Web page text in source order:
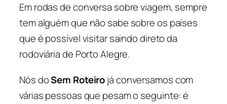
Em rodas de conversa sobre viagem, sempre
tem alguém que não sabe sobre os países
que é possível visitar saindo direto da
rodoviária de Porto Alegre.
Nós doSem Roteirojá conversamos com
várias pessoas que pesam o seguinte: é